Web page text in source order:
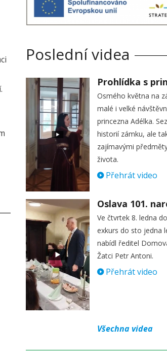
Poslední videa
Osmého května na
malé i velké
princezna Adélka.
historií zámku, ale
zajímavými
života.
Přehrát video
Ve čtvrtek 8. ledna
exkurs do sto jedna
nabídl ředitel
Žatci Petr Antoni.
Přehrát video
Všechna videa